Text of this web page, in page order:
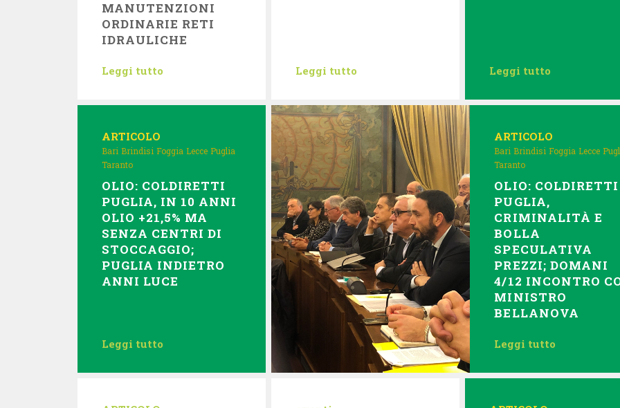
MANUTENZIONI
ORDINARIE RETI
IDRAULICHE
Leggi tutto Leggi tutto Leggi tutto
ARTICOLO
Bari Brindisi Foggia Lecce Puglia
Taranto
OLIO: COLDIRETTI
PUGLIA, IN 10 ANNI
OLIO +21,5% MA
SENZA CENTRI DI
STOCCAGGIO;
PUGLIA INDIETRO
ANNI LUCE
Leggi tutto
ARTICOLO
Bari Brindisi Foggia Lecce
Taranto
OLIO: COLDIRETTI
PUGLIA,
CRIMINALITÀ E
BOLLA
SPECULATIVA
PREZZI; DOMANI
4/12 INCONTRO
MINISTRO
BELLANOVA
Leggi tutto